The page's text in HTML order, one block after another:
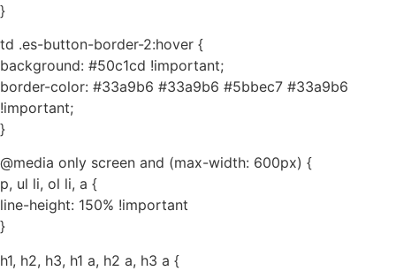
}
td .es-button-border-2:hover {
background: #50c1cd !important;
border-color: #33a9b6 #33a9b6 #5bbec7 #33a9b6
!important;
}
@media only screen and (max-width: 600px) {
p, ul li, ol li, a {
line-height: 150% !important
}
h1, h2, h3, h1 a, h2 a, h3 a {